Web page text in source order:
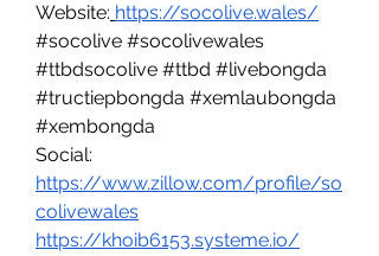
Website: https://socolive.wales/
#socolive #socolivewales
#ttbdsocolive #ttbd #livebongda
#tructiepbongda #xemlaubongda
#xembongda
Social:
https://www.zillow.com/profile/so
colivewales
https://khoib6153.systeme.io/